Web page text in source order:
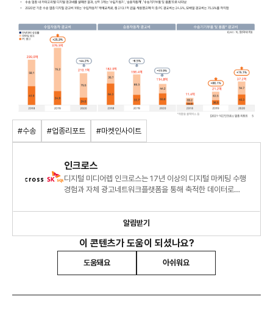
#수송 #업종리포트 #마켓인사이트
인크로스
디지털 미디어렙 인크로스는 17년 이상의 디지털 마케팅 수행
경험과 자체 광고네트워크플랫폼을 통해 축적한 데이터로
알림받기
이 콘텐츠가 도움이 되셨나요?
도움돼요 아쉬워요